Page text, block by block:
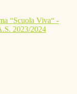
“Scuola Viva“ -
2023/2024